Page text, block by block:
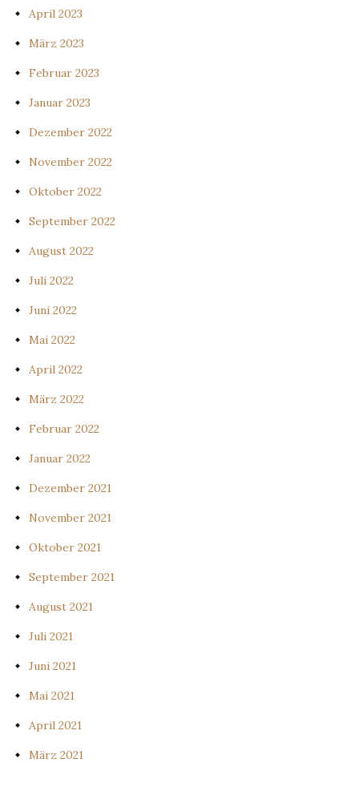
April 2023
März 2023
Februar 2023
Januar 2023
Dezember 2022
November 2022
Oktober 2022
September 2022
August 2022
Juli 2022
Juni 2022
Mai 2022
April 2022
März 2022
Februar 2022
Januar 2022
Dezember 2021
November 2021
Oktober 2021
September 2021
August 2021
Juli 2021
Juni 2021
Mai 2021
April 2021
März 2021